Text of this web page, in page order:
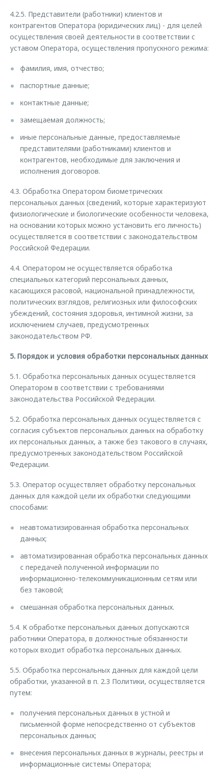
4.2.5. Представители (работники) клиентов и
контрагентов Оператора (юридических лиц) - для целей
осуществления своей деятельности в соответствии с
уставом Оператора, осуществления пропускного режима:
фамилия, имя, отчество;
паспортные данные;
контактные данные;
замещаемая должность;
иные персональные данные, предоставляемые
представителями (работниками) клиентов и
контрагентов, необходимые для заключения и
исполнения договоров.
4.3. Обработка Оператором биометрических
персональных данных (сведений, которые характеризуют
физиологические и биологические особенности человека,
на основании которых можно установить его личность)
осуществляется в соответствии с законодательством
Российской Федерации.
4.4. Оператором не осуществляется обработка
специальных категорий персональных данных,
касающихся расовой, национальной принадлежности,
политических взглядов, религиозных или философских
убеждений, состояния здоровья, интимной жизни, за
исключением случаев, предусмотренных
законодательством РФ.
5. Порядок и условия обработки персональных данных
5.1. Обработка персональных данных осуществляется
Оператором в соответствии с требованиями
законодательства Российской Федерации.
5.2. Обработка персональных данных осуществляется с
согласия субъектов персональных данных на обработку
их персональных данных, а также без такового в случаях,
предусмотренных законодательством Российской
Федерации.
5.3. Оператор осуществляет обработку персональных
данных для каждой цели их обработки следующими
способами:
неавтоматизированная обработка персональных
данных;
автоматизированная обработка персональных данных
с передачей полученной информации по
информационно-телекоммуникационным сетям или
без таковой;
смешанная обработка персональных данных.
5.4. К обработке персональных данных допускаются
работники Оператора, в должностные обязанности
которых входит обработка персональных данных.
5.5. Обработка персональных данных для каждой цели
обработки, указанной в п. 2.3 Политики, осуществляется
путем:
получения персональных данных в устной и
письменной форме непосредственно от субъектов
персональных данных;
внесения персональных данных в журналы, реестры и
информационные системы Оператора;